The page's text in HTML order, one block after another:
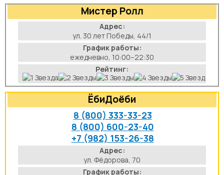
Мистер Ролл
Адрес:
ул. 30 лет Победы, 44/1
График работы:
ежедневно, 10:00–22:30
Рейтинг:
ЁбиДоёби
8 (800) 333-33-23
8 (800) 600-23-40
+7 (982) 153-26-38
Адрес:
ул. Фёдорова, 70
График работы: